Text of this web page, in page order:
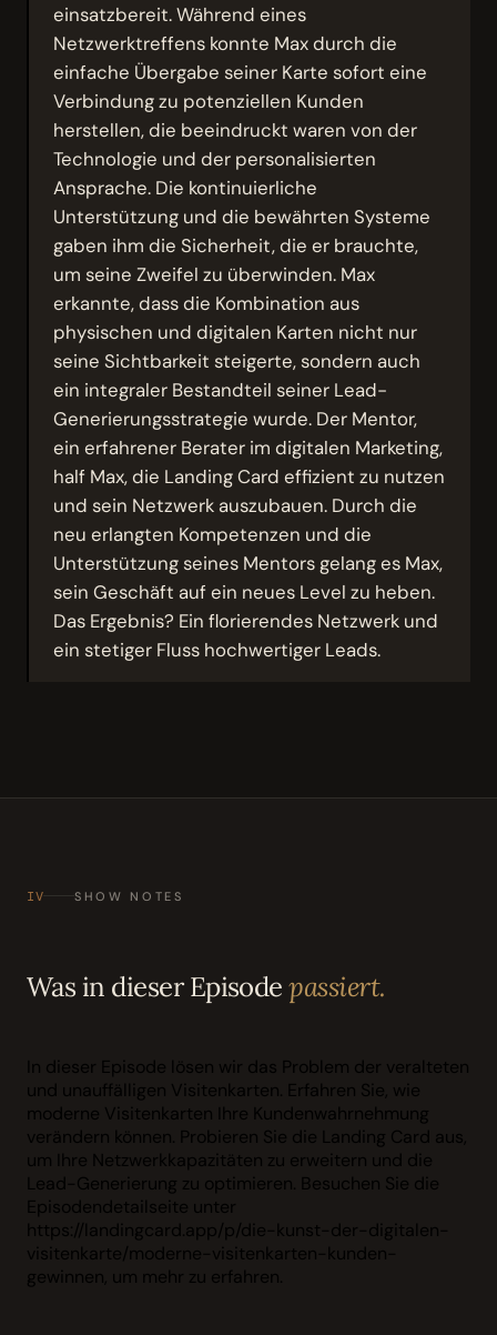
einsatzbereit. Während eines
Netzwerktreffens konnte Max durch die
einfache Übergabe seiner Karte sofort eine
Verbindung zu potenziellen Kunden
herstellen, die beeindruckt waren von der
Technologie und der personalisierten
Ansprache. Die kontinuierliche
Unterstützung und die bewährten Systeme
gaben ihm die Sicherheit, die er brauchte,
um seine Zweifel zu überwinden. Max
erkannte, dass die Kombination aus
physischen und digitalen Karten nicht nur
seine Sichtbarkeit steigerte, sondern auch
ein integraler Bestandteil seiner Lead-
Generierungsstrategie wurde. Der Mentor,
ein erfahrener Berater im digitalen Marketing,
half Max, die Landing Card effizient zu nutzen
und sein Netzwerk auszubauen. Durch die
neu erlangten Kompetenzen und die
Unterstützung seines Mentors gelang es Max,
sein Geschäft auf ein neues Level zu heben.
Das Ergebnis? Ein florierendes Netzwerk und
ein stetiger Fluss hochwertiger Leads.
IV SHOW NOTES
Was in dieser Episodepassiert.
In dieser Episode lösen wir das Problem der veralteten
und unauffälligen Visitenkarten. Erfahren Sie, wie
moderne Visitenkarten Ihre Kundenwahrnehmung
verändern können. Probieren Sie die Landing Card aus,
um Ihre Netzwerkkapazitäten zu erweitern und die
Lead-Generierung zu optimieren. Besuchen Sie die
Episodendetailseite unter
https://landingcard.app/p/die-kunst-der-digitalen-
visitenkarte/moderne-visitenkarten-kunden-
gewinnen, um mehr zu erfahren.